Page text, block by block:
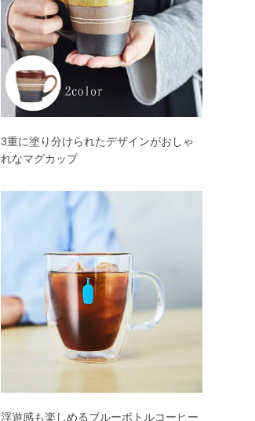
3重に塗り分けられたデザインがおしゃ
れなマグカップ
浮遊感も楽しめるブルーボトルコーヒー